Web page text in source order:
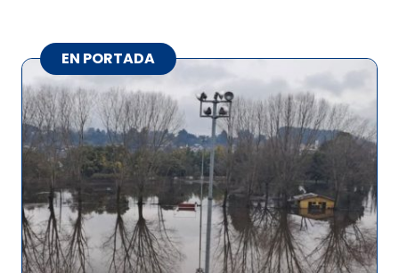
EN PORTADA